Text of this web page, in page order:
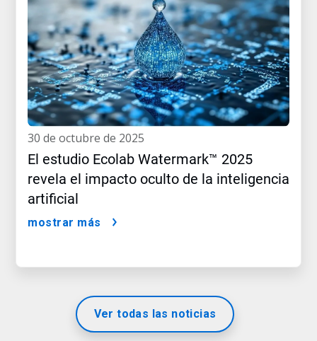
30 de octubre de 2025
El estudio Ecolab Watermark™ 2025
revela el impacto oculto de la inteligencia
artificial
mostrar más
Ver todas las noticias